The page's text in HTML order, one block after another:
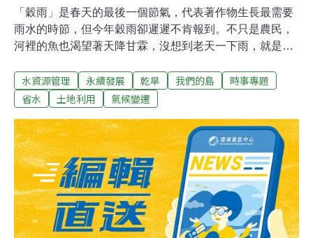
「穀雨」是春天的最後一個節氣，代表著作物生長最需要
雨水的時節，但今年穀雨卻遲遲不肯報到。不只是農民，
河裡的魚也渴望著天降甘霖，沒想到老天一下雨，就是致
每年11月到4月台灣進入枯水期，但今年的枯水期特別
長，春雨只有歷年平均值的五到七成。到5月初南部水情
10%，是近20多年來的最低水位。台中大部分灌溉用水來
自大甲溪，因為水庫蓄水量吃緊，石岡壩每日放水量受
限，農田三天才輪灌一次。台中市西屯區農民賴逢貴的水
田在水圳的末端，幾乎吃不到水，稻子生長緩慢，他說，
這一期稻作產量大概只剩四五成，恐怕要虧本了。賴逢貴
的狀況並不是個案，在台中市西屯區一帶，許多稻田因為
缺水土地出現裂痕，農民擔憂將影響水稻結穗。近幾年缺
水資源管理 永續發展 乾旱 我們的島
時事專題
省水
土地利用 氣候變遷